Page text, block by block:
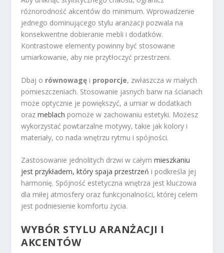
różnorodność akcentów do minimum. Wprowadzenie
jednego dominującego stylu aranżacji pozwala na
konsekwentne dobieranie mebli i dodatków.
Kontrastowe elementy powinny być stosowane
umiarkowanie, aby nie przytłoczyć przestrzeni.
Dbaj o równowagę i proporcje, zwłaszcza w małych
pomieszczeniach. Stosowanie jasnych barw na ścianach
może optycznie je powiększyć, a umiar w dodatkach
orazmeblach pomoże w zachowaniu estetyki. Możesz
wykorzystać powtarzalne motywy, takie jak kolory i
materiały, co nada wnętrzu rytmu i spójności.
Zastosowanie jednolitych drzwi w całymmieszkaniu
jest przykładem, który spaja przestrzeń i podkreśla jej
harmonię. Spójność estetyczna wnętrza jest kluczowa
dla miłej atmosfery oraz funkcjonalności, której celem
jest podniesienie komfortu życia.
WYBÓR STYLU ARANŻACJI I
AKCENTÓW